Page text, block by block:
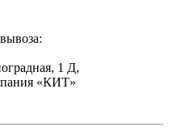
1 Д,
«КИТ»